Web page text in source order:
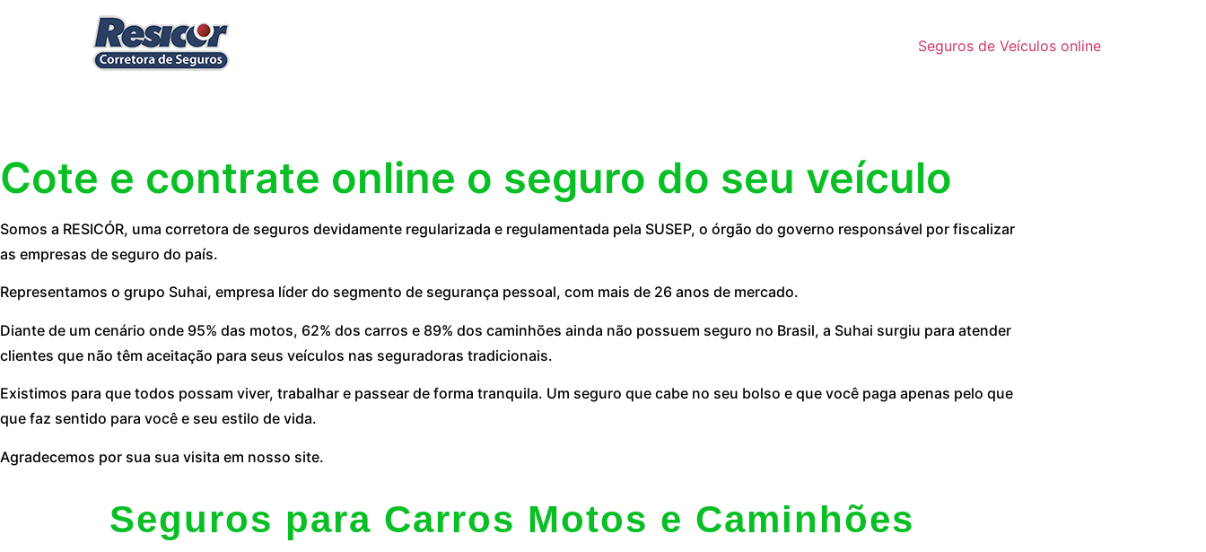
Seguros de Veículos online
Cote e contrate online o seguro do seu veículo
Somos a RESICÓR, uma corretora de seguros devidamente regularizada e regulamentada pela SUSEP, o órgão do governo responsável por fiscalizar
as empresas de seguro do país.
Representamos o grupo Suhai, empresa líder do segmento de segurança pessoal, com mais de 26 anos de mercado.
Diante de um cenário onde 95% das motos, 62% dos carros e 89% dos caminhões ainda não possuem seguro no Brasil, a Suhai surgiu para atender
clientes que não têm aceitação para seus veículos nas seguradoras tradicionais.
Existimos para que todos possam viver, trabalhar e passear de forma tranquila. Um seguro que cabe no seu bolso e que você paga apenas pelo que
que faz sentido para você e seu estilo de vida.
Agradecemos por sua sua visita em nosso site.
Seguros para Carros Motos e Caminhões